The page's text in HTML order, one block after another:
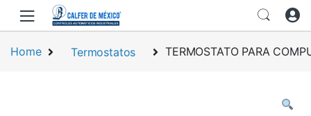
Skip to navigation
Skip to content
Home Termostatos TERMOSTATO PARA